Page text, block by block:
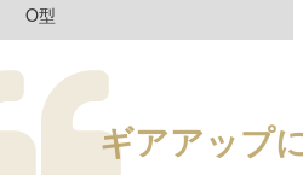
O型
ギアアップ